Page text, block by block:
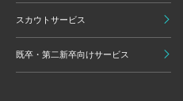
スカウトサービス
既卒・第二新卒向けサービス